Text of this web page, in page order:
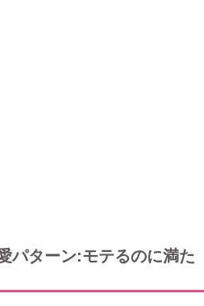
パターン:モテるのに満た